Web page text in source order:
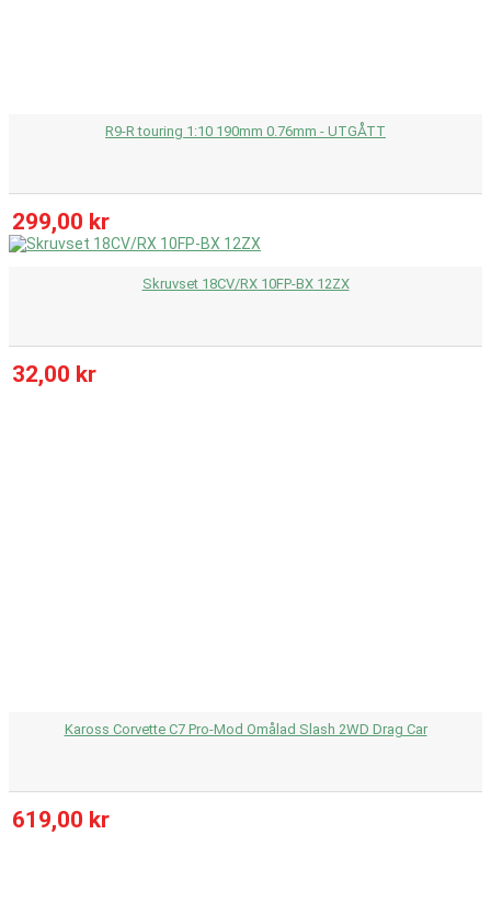
R9-R touring 1:10 190mm 0.76mm - UTGÅTT
299,00 kr
Skruvset 18CV/RX 10FP-BX 12ZX
32,00 kr
Kaross Corvette C7 Pro-Mod Omålad Slash 2WD Drag Car
619,00 kr